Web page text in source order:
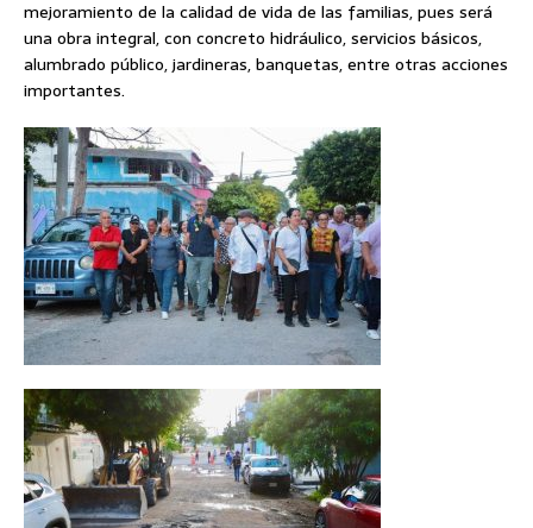
mejoramiento de la calidad de vida de las familias, pues será
una obra integral, con concreto hidráulico, servicios básicos,
alumbrado público, jardineras, banquetas, entre otras acciones
importantes.